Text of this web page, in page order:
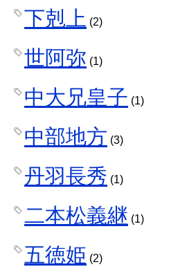
下剋上 (2)
世阿弥 (1)
中大兄皇子 (1)
中部地方 (3)
丹羽長秀 (1)
二本松義継 (1)
五徳姫 (2)